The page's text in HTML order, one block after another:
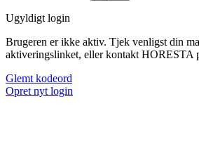
Ugyldigt login
Brugeren er ikke aktiv. Tjek venligst din
aktiveringslinket, eller kontakt HORESTA
Glemt kodeord
Opret nyt login